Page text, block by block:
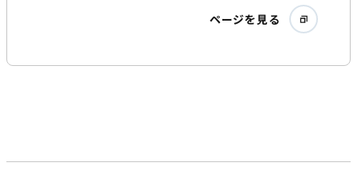
ページを見る